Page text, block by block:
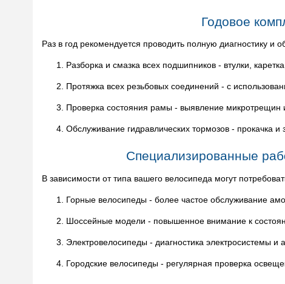
Годовое
Раз в год рекомендуется проводить полную диагностику и
Разборка и смазка всех подшипников - втулки,
Протяжка всех резьбовых соединений - с
Проверка состояния рамы - выявление микротрещин
Обслуживание гидравлических тормозов - прокачка и
Специализированные
В зависимости от типа вашего велосипеда могут
Горные велосипеды - более частое обслуживание
Шоссейные модели - повышенное внимание к
Электровелосипеды - диагностика электросистемы и
Городские велосипеды - регулярная проверка